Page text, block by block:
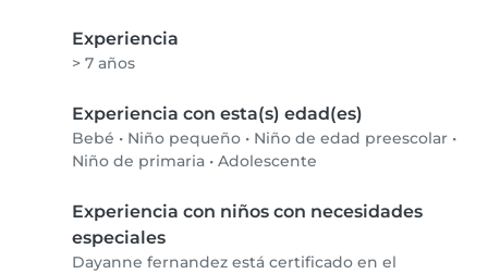
Experiencia
> 7 años
Experiencia con esta(s) edad(es)
Bebé • Niño pequeño • Niño de edad preescolar •
Niño de primaria • Adolescente
Experiencia con niños con necesidades
especiales
Dayanne fernandez está certificado en el